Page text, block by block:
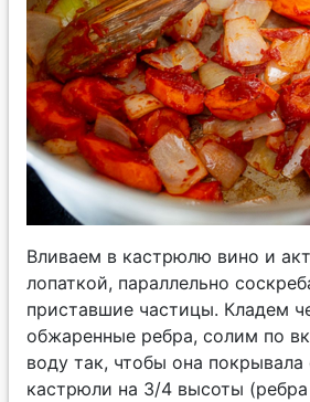
Вливаем в кастрюлю вино и
лопаткой, параллельно
приставшие частицы. Кладем
обжаренные ребра, солим по
воду так, чтобы она
кастрюли на 3/4 высоты (ребра